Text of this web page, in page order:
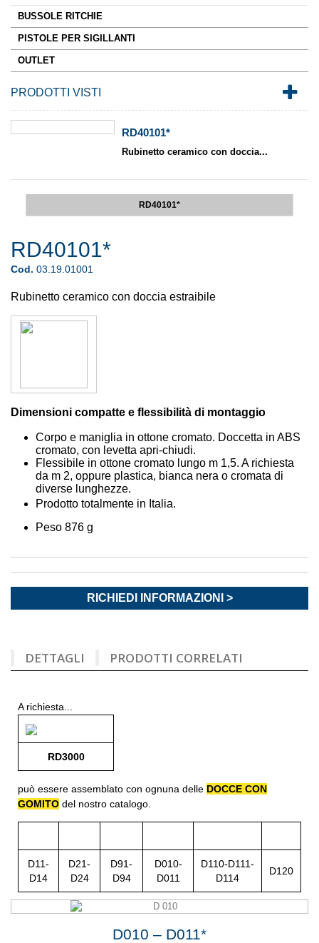
BUSSOLE RITCHIE
PISTOLE PER SIGILLANTI
OUTLET
PRODOTTI VISTI
RD40101*
Rubinetto ceramico con doccia...
RD40101*
RD40101*
Cod. 03.19.01001
Rubinetto ceramico con doccia estraibile
Dimensioni compatte e flessibilità di montaggio
Corpo e maniglia in ottone cromato. Doccetta in ABS
cromato, con levetta apri-chiudi.
Flessibile in ottone cromato lungo m 1,5. A richiesta
da m 2, oppure plastica, bianca nera o cromata di
diverse lunghezze.
Prodotto totalmente in Italia.
Peso 876 g
RICHIEDI INFORMAZIONI >
DETTAGLI PRODOTTI CORRELATI
A richiesta...
RD3000
può essere assemblato con ognuna delle DOCCE CON
GOMITO del nostro catalogo.
D11-
D14
D21-
D24
D91-
D94
D010-
D011
D110-D111-
D114
D120
D010 – D011*